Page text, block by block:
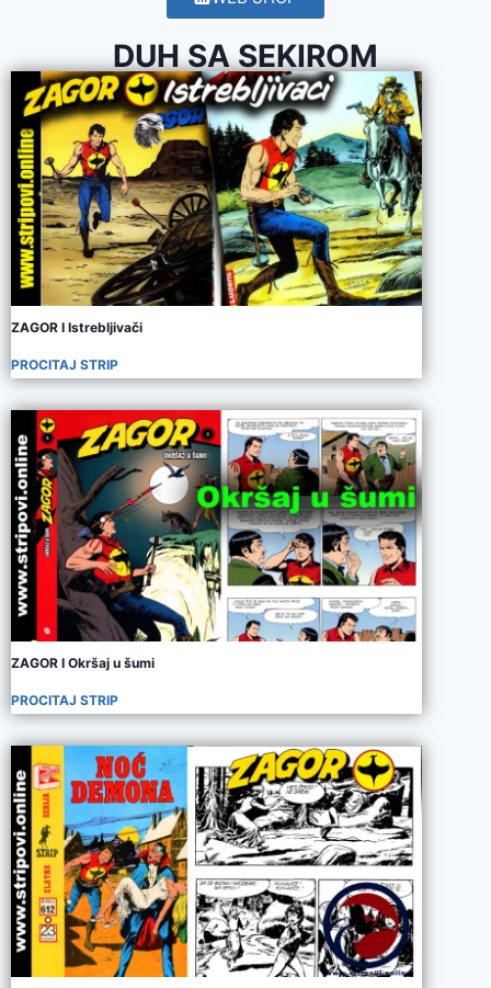
DUH SA SEKIROM
ZAGOR I Istrebljivači
PROCITAJ STRIP
ZAGOR I Okršaj u šumi
PROCITAJ STRIP